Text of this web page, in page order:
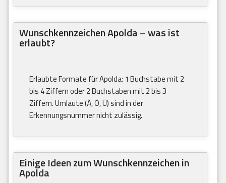
Wunschkennzeichen Apolda – was ist
erlaubt?
Erlaubte Formate für Apolda: 1 Buchstabe mit 2
bis 4 Ziffern oder 2 Buchstaben mit 2 bis 3
Ziffern. Umlaute (Ä, Ö, Ü) sind in der
Erkennungsnummer nicht zulässig.
Einige Ideen zum Wunschkennzeichen in
Apolda